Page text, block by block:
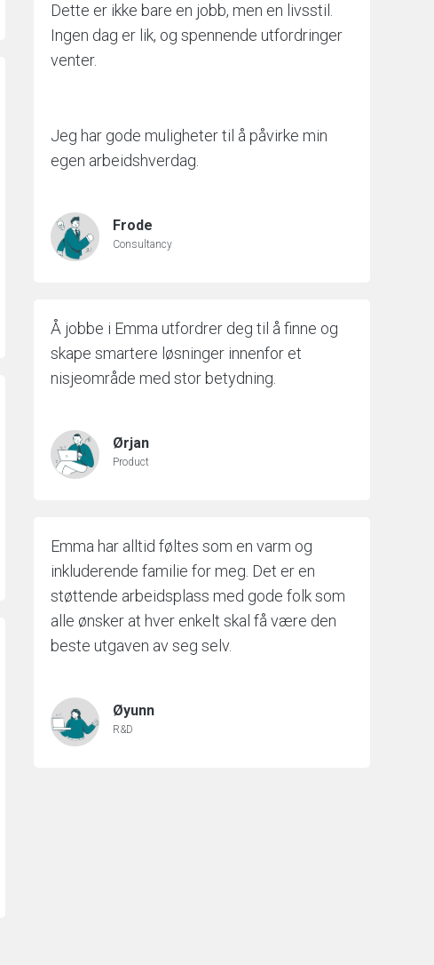
Dette er ikke bare en jobb, men en livsstil.
Ingen dag er lik, og spennende utfordringer
venter.
Jeg har gode muligheter til å påvirke min
egen arbeidshverdag.
Frode
Consultancy
Å jobbe i Emma utfordrer deg til å finne og
skape smartere løsninger innenfor et
nisjeområde med stor betydning.
Ørjan
Product
Emma har alltid føltes som en varm og
inkluderende familie for meg. Det er en
støttende arbeidsplass med gode folk som
alle ønsker at hver enkelt skal få være den
beste utgaven av seg selv.
Øyunn
R&D